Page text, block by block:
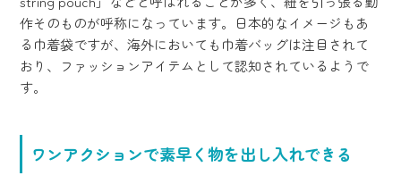
作そのものが呼称になっています。日本的なイメージもあ
る巾着袋ですが、海外においても巾着バッグは注目されて
おり、ファッションアイテムとして認知されているようで
す。
ワンアクションで素早く物を出し入れできる